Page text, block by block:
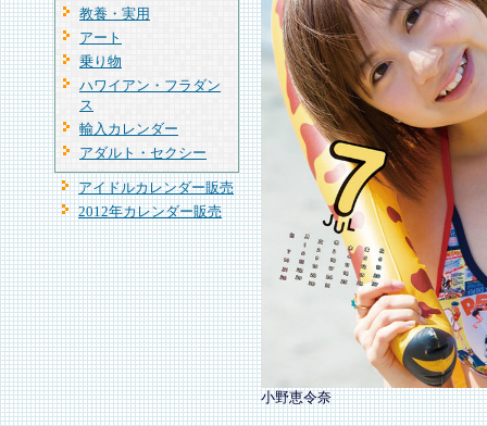
教養・実用
アート
乗り物
ハワイアン・フラダン
ス
輸入カレンダー
アダルト・セクシー
アイドルカレンダー販売
2012年カレンダー販売
小野恵令奈